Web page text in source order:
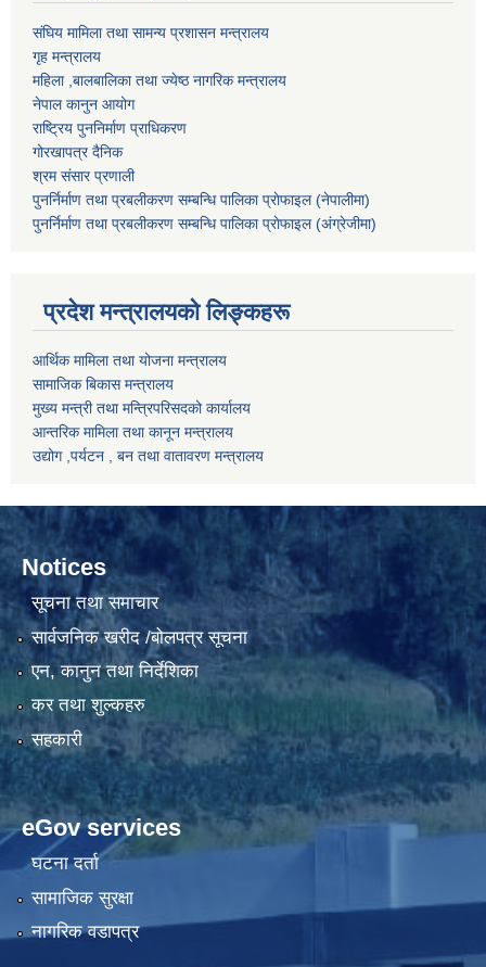
संघिय मामिला तथा सामन्य प्रशासन मन्त्रालय
गृह मन्त्रालय
महिला ,बालबालिका तथा ज्येष्ठ नागरिक मन्त्रालय
नेपाल कानुन आयोग
राष्ट्रिय पुननिर्माण प्राधिकरण
गोरखापत्र दैनिक
श्रम संसार प्रणाली
पुनर्निर्माण तथा प्रबलीकरण सम्बन्धि पालिका प्राेफाइल (नेपालीमा)
पुनर्निर्माण तथा प्रबलीकरण सम्बन्धि पालिका प्राेफाइल(अंग्रेजीमा)
प्रदेश मन्त्रालयको लिङ्कहरू
आर्थिक मामिला तथा योजना मन्त्रालय
सामाजिक बिकास मन्त्रालय
मुख्य मन्त्री तथा मन्त्रिपरिसदको कार्यालय
आन्तरिक मामिला तथा कानून मन्त्रालय
उद्योग ,पर्यटन , बन तथा वातावरण मन्त्रालय
Notices
सूचना तथा समाचार
सार्वजनिक खरीद /बोलपत्र सूचना
एन, कानुन तथा निर्देशिका
कर तथा शुल्कहरु
सहकारी
eGov services
घटना दर्ता
सामाजिक सुरक्षा
नागरिक वडापत्र